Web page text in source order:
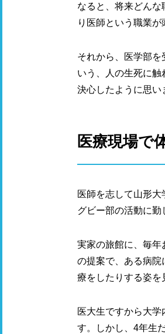
なると、将来どん
り医師という職業が
それから、医学部
いう、人の生死に
決心したように思い
医療現場で
医師を志して山形
グビー部の活動に勤
実家の旅館に、毎年
の提案で、ある病
療をしたりする姿を
医大生ですから大
す。しかし、4年生